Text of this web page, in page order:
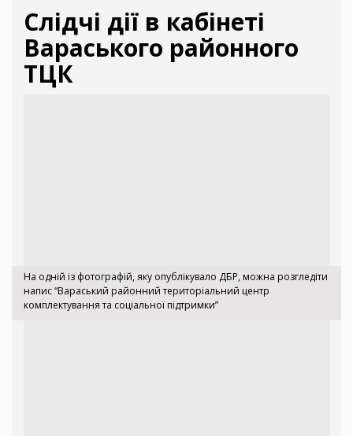
Слідчі дії в кабінеті
Вараського районного
ТЦК
На одній із фотографій, яку опублікувало ДБР, можна розгледіти
напис “Вараський районний територіальний центр
комплектування та соціальної підтримки”